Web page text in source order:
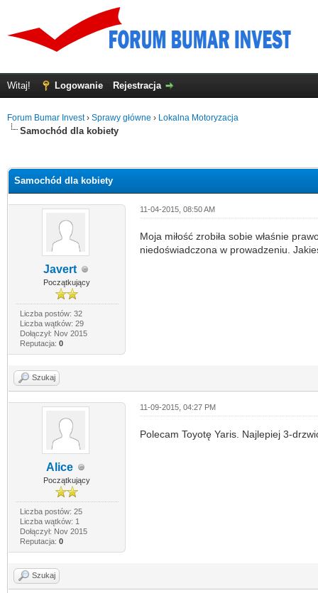
Witaj! Logowanie Rejestracja
Forum Bumar Invest› Sprawy główne › Lokalna Motoryzacja
Samochód dla kobiety
Samochód dla kobiety
Javert
Początkujący
Liczba postów: 32
Liczba wątków: 29
Dołączył: Nov 2015
Reputacja: 0
11-04-2015, 08:50 AM
Moja miłość zrobiła sobie właśnie
niedoświadczona w prowadzeniu.
Szukaj
Alice
Początkujący
Liczba postów: 25
Liczba wątków: 1
Dołączył: Nov 2015
Reputacja: 0
11-09-2015, 04:27 PM
Polecam Toyotę Yaris. Najlepiej 3-
Szukaj